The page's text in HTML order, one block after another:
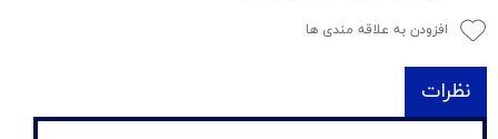
افزودن به علاقه مندی ها
نظرات